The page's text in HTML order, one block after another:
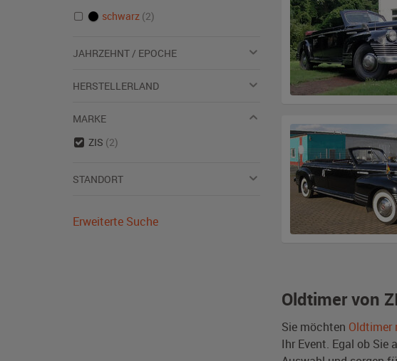
Oldtimer von
Sie möchten Oldtimer
Ihr Event. Egal ob Sie
schwarz (2)
JAHRZEHNT / EPOCHE
HERSTELLERLAND
MARKE
ZIS (2)
STANDORT
Erweiterte Suche